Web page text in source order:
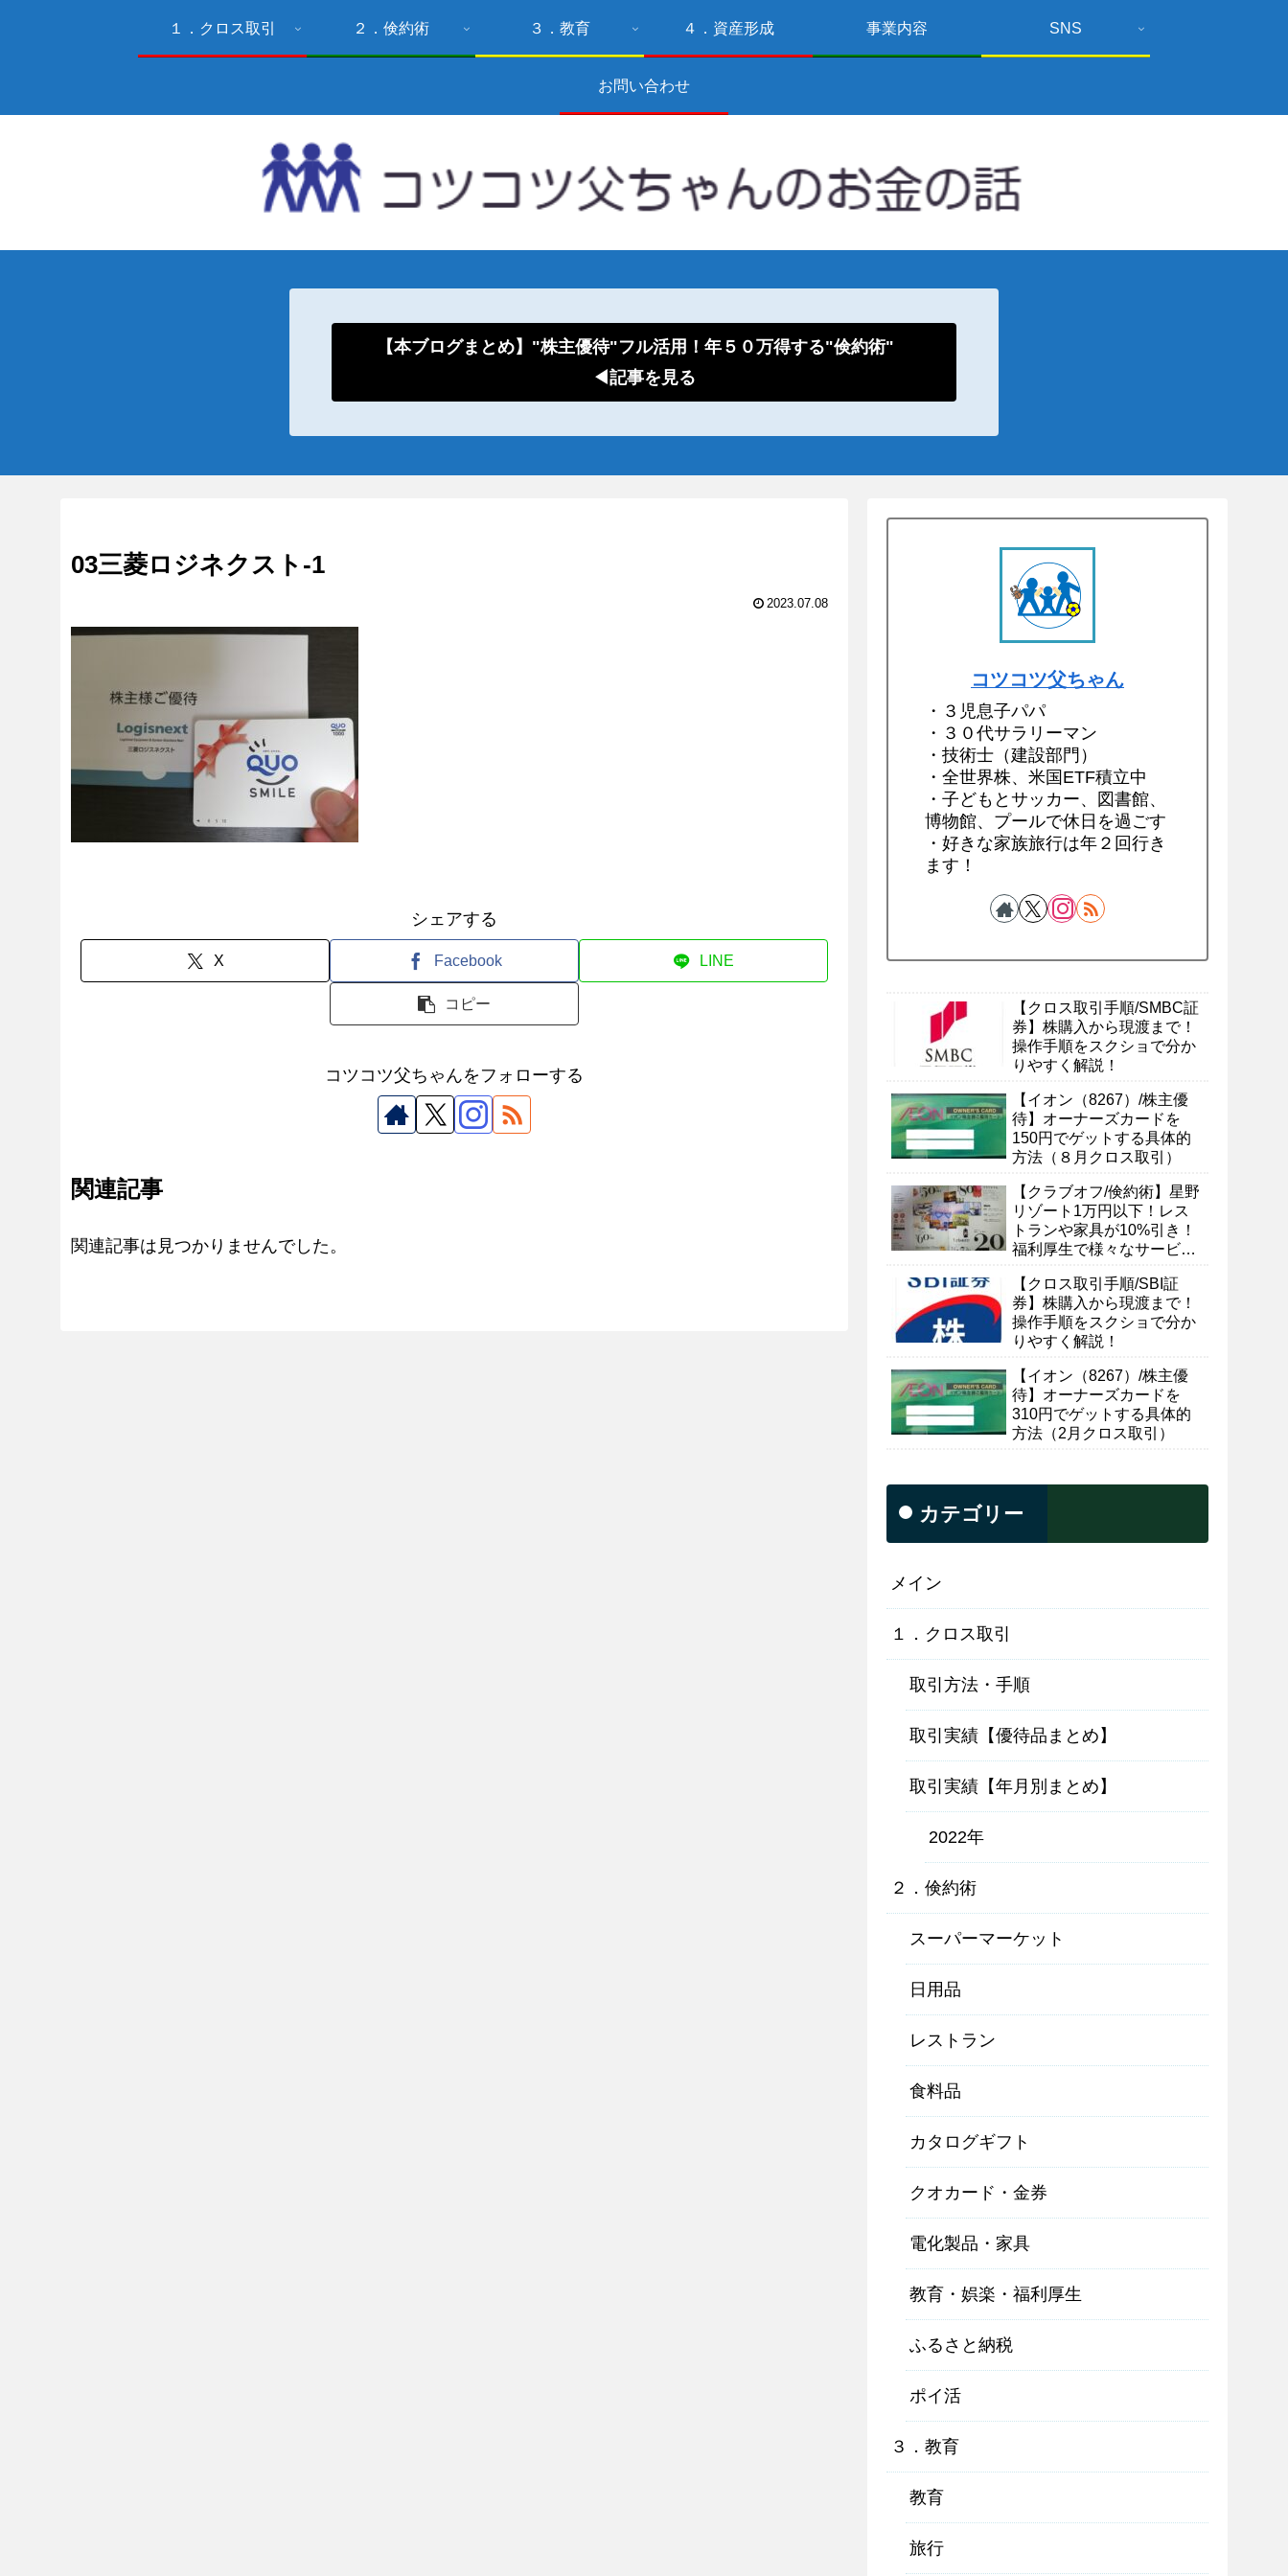
１．クロス取引 ２．倹約術 ３．教育 ４．資産形成 事業内容 SNS
お問い合わせ
【本ブログまとめ】"株主優待"フル活用！年５０万得する"倹約術"
◀記事を見る
03三菱ロジネクスト-1
2023.07.08
シェアする
X Facebook LINE
コピー
コツコツ父ちゃんをフォローする
関連記事
関連記事は見つかりませんでした。
コツコツ父ちゃん
・３児息子パパ
・３０代サラリーマン
・技術士（建設部門）
・全世界株、米国ETF積立中
・子どもとサッカー、図書館、
博物館、プールで休日を過ごす
・好きな家族旅行は年２回行き
ます！
【クロス取引手順/SMBC証
券】株購入から現渡まで！
操作手順をスクショで分か
りやすく解説！
【イオン（8267）/株主優
待】オーナーズカードを
150円でゲットする具体的
方法（８月クロス取引）
【クラブオフ/倹約術】星野
リゾート1万円以下！レス
トランや家具が10%引き！
福利厚生で様々なサービス
【クロス取引手順/SBI証
券】株購入から現渡まで！
操作手順をスクショで分か
りやすく解説！
【イオン（8267）/株主優
待】オーナーズカードを
310円でゲットする具体的
方法（2月クロス取引）
カテゴリー
メイン
１．クロス取引
取引方法・手順
取引実績【優待品まとめ】
取引実績【年月別まとめ】
2022年
２．倹約術
スーパーマーケット
日用品
レストラン
食料品
カタログギフト
クオカード・金券
電化製品・家具
教育・娯楽・福利厚生
ふるさと納税
ポイ活
３．教育
教育
旅行